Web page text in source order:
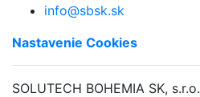
info@sbsk.sk
Nastavenie Cookies
SOLUTECH BOHEMIA SK, s.r.o.